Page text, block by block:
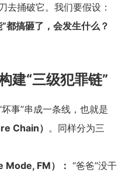
去捅破它。我们要假设：
都搞砸了，会发生什么？
建“三级犯罪链”
事”串成一条线，也就是
Chain） 。同样分为三
Mode, FM）： “爸爸”没干